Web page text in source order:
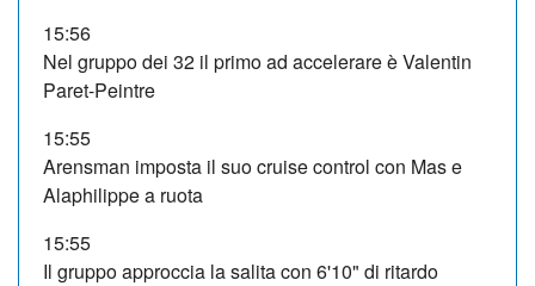
15:56
Nel gruppo dei 32 il primo ad accelerare è Valentin
Paret-Peintre
15:55
Arensman imposta il suo cruise control con Mas e
Alaphilippe a ruota
15:55
Il gruppo approccia la salita con 6'10" di ritardo